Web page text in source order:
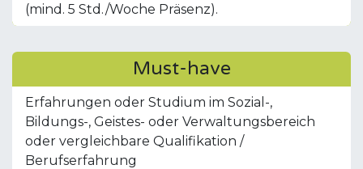
(mind. 5 Std./Woche Präsenz).
Must-have
Erfahrungen oder Studium im Sozial-,
Bildungs-, Geistes- oder Verwaltungsbereich
oder vergleichbare Qualifikation /
Berufserfahrung